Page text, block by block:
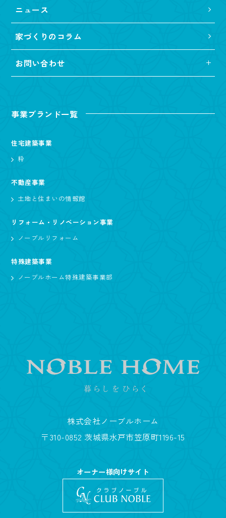
ニュース
家づくりのコラム
お問い合わせ
事業ブランド一覧
住宅建築事業
粋
不動産事業
土地と住まいの情報館
リフォーム・リノベーション事業
ノーブルリフォーム
特殊建築事業
ノーブルホーム特殊建築事業部
株式会社ノーブルホーム
〒310-0852 茨城県水戸市笠原町1196-15
オーナー様向けサイト